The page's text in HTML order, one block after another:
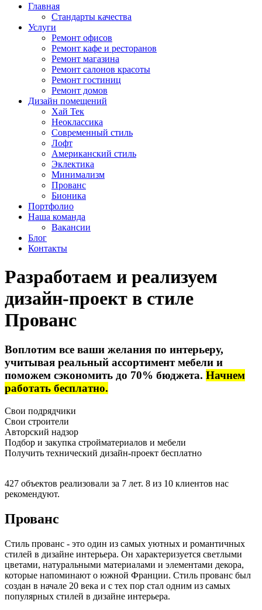
Главная
Стандарты качества
Услуги
Ремонт офисов
Ремонт кафе и ресторанов
Ремонт магазина
Ремонт салонов красоты
Ремонт гостиниц
Ремонт домов
Дизайн помещений
Хай Тек
Неоклассика
Современный стиль
Лофт
Американский стиль
Эклектика
Минимализм
Прованс
Бионика
Портфолио
Наша команда
Вакансии
Блог
Контакты
Разработаем и реализуем
дизайн-проект в стиле
Прованс
Воплотим все ваши желания по интерьеру,
учитывая реальный ассортимент мебели и
поможем сэкономить до 70% бюджета. Начнем
работать бесплатно.
Свои подрядчики
Свои строители
Авторский надзор
Подбор и закупка стройматериалов и мебели
Получить технический дизайн-проект бесплатно
427 объектов реализовали за 7 лет. 8 из 10 клиентов нас
рекомендуют.
Прованс
Стиль прованс - это один из самых уютных и романтичных
стилей в дизайне интерьера. Он характеризуется светлыми
цветами, натуральными материалами и элементами декора,
которые напоминают о южной Франции. Стиль прованс был
создан в начале 20 века и с тех пор стал одним из самых
популярных стилей в дизайне интерьера.